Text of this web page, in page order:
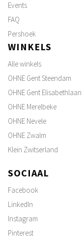
Events
FAQ
Pershoek
WINKELS
Alle winkels
OHNE Gent Steendam
OHNE Gent Elisabethlaan
OHNE Merelbeke
OHNE Nevele
OHNE Zwalm
Klein Zwitserland
SOCIAAL
Facebook
LinkedIn
Instagram
Pinterest